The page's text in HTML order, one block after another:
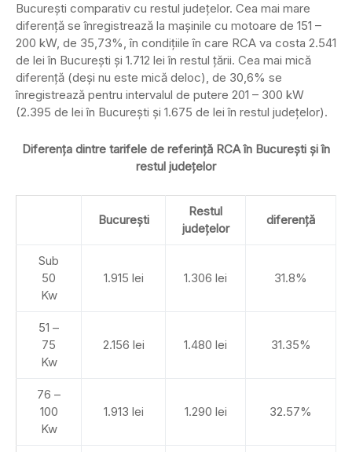
București comparativ cu restul județelor. Cea mai mare
diferență se înregistrează la mașinile cu motoare de 151 –
200 kW, de 35,73%, în condițiile în care RCA va costa 2.541
de lei în București și 1.712 lei în restul țării. Cea mai mică
diferență (deși nu este mică deloc), de 30,6% se
înregistrează pentru intervalul de putere 201 – 300 kW
(2.395 de lei în București și 1.675 de lei în restul județelor).
Diferența dintre tarifele de referință RCA în București și în
restul județelor
București
Restul
județelor
diferență
Sub
50
Kw
1.915 lei 1.306 lei 31.8%
51 –
75
Kw
2.156 lei 1.480 lei 31.35%
76 –
100
Kw
1.913 lei 1.290 lei 32.57%